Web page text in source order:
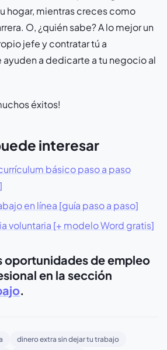
hogar, mientras creces como
O, ¿quién sabe? A lo mejor un
jefe y contratar tú a
a dedicarte a tu negocio al
éxitos!
interesar
básico paso a paso
en línea [guía paso a paso]
voluntaria [+ modelo Word gratis]
oportunidades de empleo
en la sección
.
dinero extra sin dejar tu trabajo